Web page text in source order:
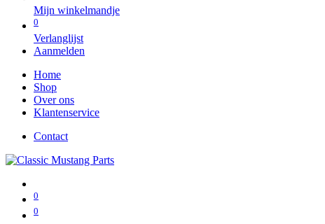
Mijn winkelmandje
0
Verlanglijst
Aanmelden
Home
Shop
Over ons
Klantenservice
Contact
0
0